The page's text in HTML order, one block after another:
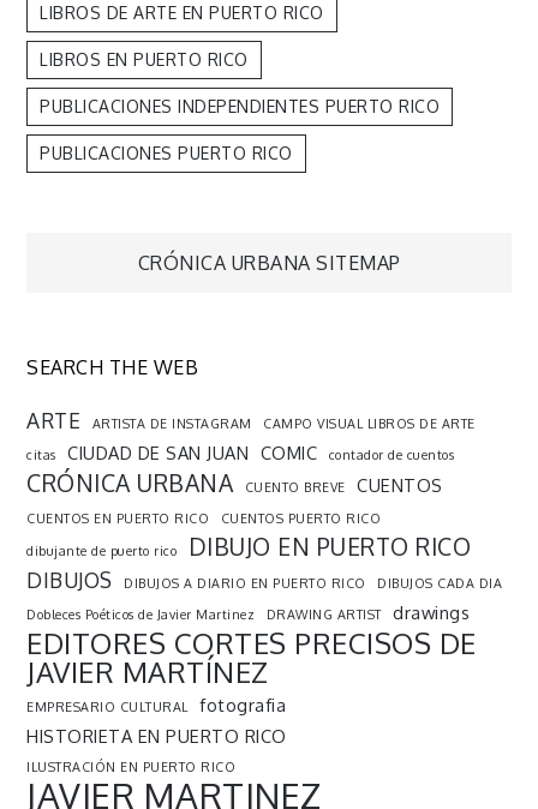
LIBROS DE ARTE EN PUERTO RICO
LIBROS EN PUERTO RICO
PUBLICACIONES INDEPENDIENTES PUERTO RICO
PUBLICACIONES PUERTO RICO
Navegación
entradas
CRÓNICA URBANA SITEMAP
SEARCH THE WEB
ARTE ARTISTA DE INSTAGRAM
CAMPO VISUAL LIBROS DE ARTE
citas
CIUDAD DE SAN JUAN COMIC contador de cuentos
CRÓNICA URBANA CUENTO BREVE CUENTOS
CUENTOS EN PUERTO RICO
CUENTOS PUERTO RICO
dibujante de puerto rico
DIBUJO EN PUERTO RICO
DIBUJOS DIBUJOS A DIARIO EN PUERTO RICO
DIBUJOS CADA DIA
Dobleces Poéticos de Javier Martinez
DRAWING ARTIST drawings
EDITORES CORTES PRECISOS DE
JAVIER MARTÍNEZ
EMPRESARIO CULTURAL
fotografia
HISTORIETA EN PUERTO RICO
ILUSTRACIÓN EN PUERTO RICO
JAVIER MARTINEZ